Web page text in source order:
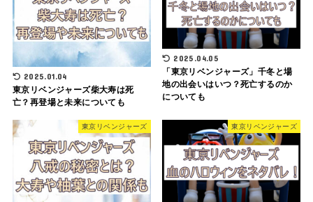
2025.01.04
東京リベンジャーズ柴大寿は死
亡？再登場と未来についても
2025.04.05
「東京リベンジャーズ」千冬と場
地の出会いはいつ？死亡するのか
についても
東京リベンジャーズ 東京リベンジャーズ